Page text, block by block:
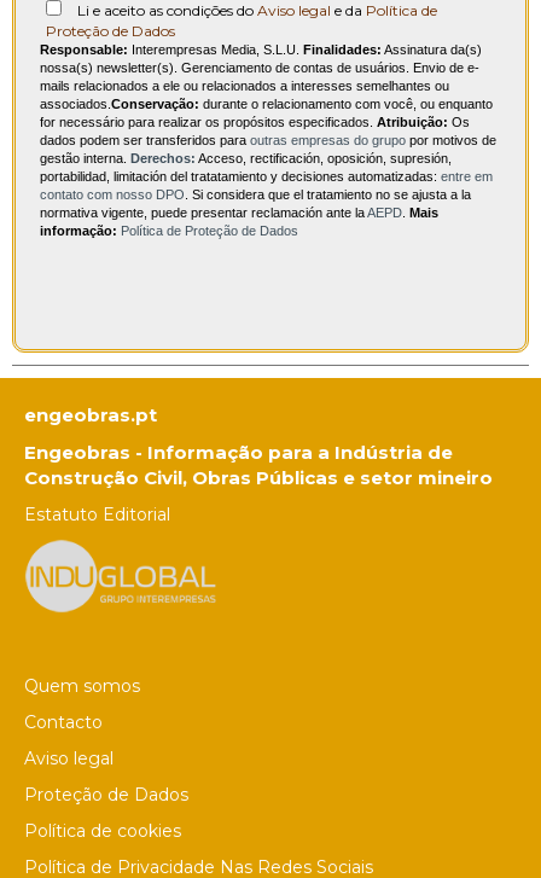
Li e aceito as condições do Aviso legal e da Política de
Proteção de Dados
Responsable: Interempresas Media, S.L.U. Finalidades: Assinatura da(s)
nossa(s) newsletter(s). Gerenciamento de contas de usuários. Envio de e-
mails relacionados a ele ou relacionados a interesses semelhantes ou
associados. Conservação: durante o relacionamento com você, ou enquanto
for necessário para realizar os propósitos especificados. Atribuição: Os
dados podem ser transferidos para outras empresas do grupo por motivos de
gestão interna. Derechos: Acceso, rectificación, oposición, supresión,
portabilidad, limitación del tratatamiento y decisiones automatizadas: entre em
contato com nosso DPO . Si considera que el tratamiento no se ajusta a la
normativa vigente, puede presentar reclamación ante laAEPD Mais
informação: Política de Proteção de Dados
engeobras.pt
Engeobras - Informação para a Indústria de
Construção Civil, Obras Públicas e setor mineiro
Estatuto Editorial
Quem somos
Contacto
Aviso legal
Proteção de Dados
Política de cookies
Política de Privacidade Nas Redes Sociais